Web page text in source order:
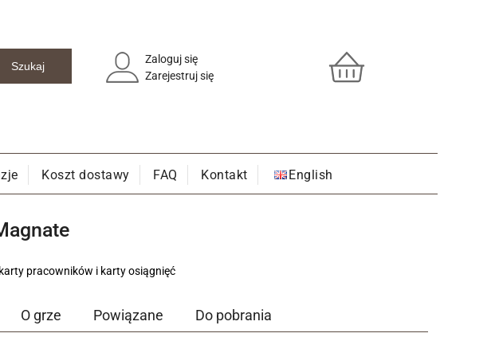
Zaloguj się
Zarejestruj się
Koszt dostawy FAQ Kontakt English
pracowników i karty osiągnięć
O grze Powiązane Do pobrania